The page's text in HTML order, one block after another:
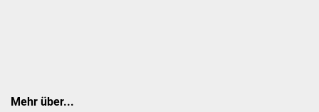
Mehr über...